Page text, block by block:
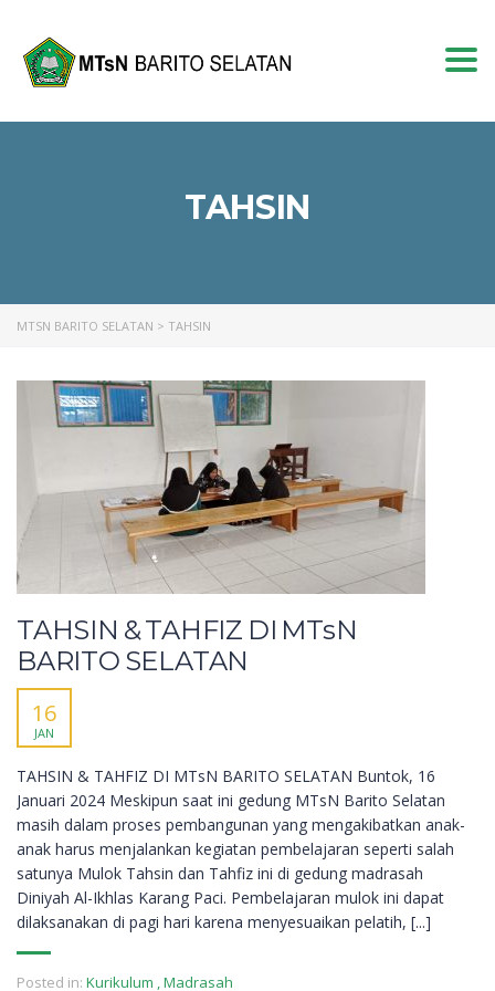
TAHSIN
MTSN BARITO SELATAN > TAHSIN
TAHSIN & TAHFIZ DI MTsN
BARITO SELATAN
16
JAN
TAHSIN & TAHFIZ DI MTsN BARITO SELATAN Buntok, 16
Januari 2024 Meskipun saat ini gedung MTsN Barito Selatan
masih dalam proses pembangunan yang mengakibatkan anak-
anak harus menjalankan kegiatan pembelajaran seperti salah
satunya Mulok Tahsin dan Tahfiz ini di gedung madrasah
Diniyah Al-Ikhlas Karang Paci. Pembelajaran mulok ini dapat
dilaksanakan di pagi hari karena menyesuaikan pelatih, [...]
Posted in: Kurikulum ,Madrasah